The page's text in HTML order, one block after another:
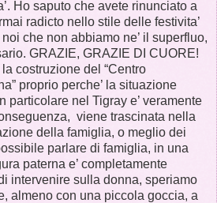
Ho saputo che avete rinunciato a
radicto nello stile delle festivita’
che non abbiamo ne’ il superfluo,
GRAZIE, GRAZIE DI CUORE!
costruzione del “Centro
proprio perche’ la situazione
particolare nel Tigray e’ veramente
viene trascinata nella
della famiglia, o meglio dei
parlare di famiglia, in una
paterna e’ completamente
intervenire sulla donna, speriamo
almeno con una piccola goccia, a